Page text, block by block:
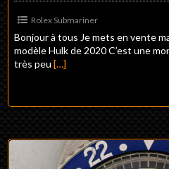
Rolex Submariner
Bonjour à tous Je mets en vente
modèle Hulk de 2020 C’est une
très peu […]